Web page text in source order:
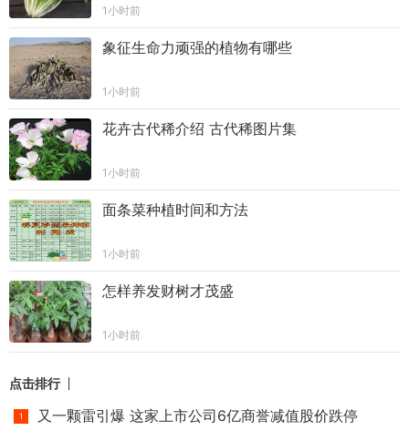
1小时前
象征生命力顽强的植物有哪些
1小时前
花卉古代稀介绍 古代稀图片集
1小时前
面条菜种植时间和方法
1小时前
怎样养发财树才茂盛
1小时前
点击排行
又一颗雷引爆 这家上市公司6亿商誉减值股价跌停